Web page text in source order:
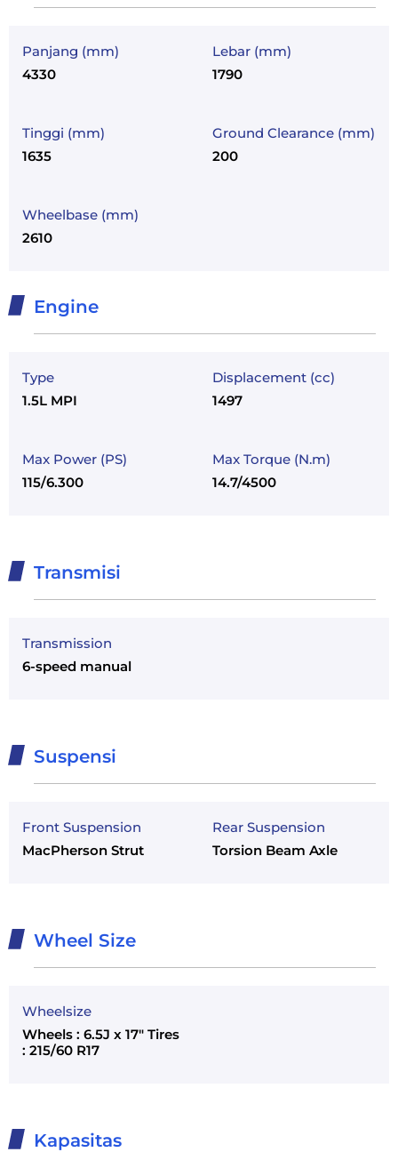
Panjang (mm)
4330
Lebar (mm)
1790
Tinggi (mm)
1635
Ground Clearance (mm)
200
Wheelbase (mm)
2610
Engine
Type
1.5L MPI
Displacement (cc)
1497
Max Power (PS)
115/6.300
Max Torque (N.m)
14.7/4500
Transmisi
Transmission
6-speed manual
Suspensi
Front Suspension
MacPherson Strut
Rear Suspension
Torsion Beam Axle
Wheel Size
Wheelsize
Wheels : 6.5J x 17" Tires
: 215/60 R17
Kapasitas